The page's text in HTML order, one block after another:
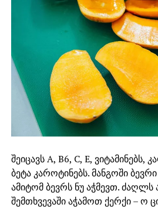
შეიცავს A, B6, C, E,
ბეტა კაროტინებს. მანგოში
ამიტომ ბევრს ნუ აჭმევთ.
შემთხვევაში აჭამოთ ქერქი – ო